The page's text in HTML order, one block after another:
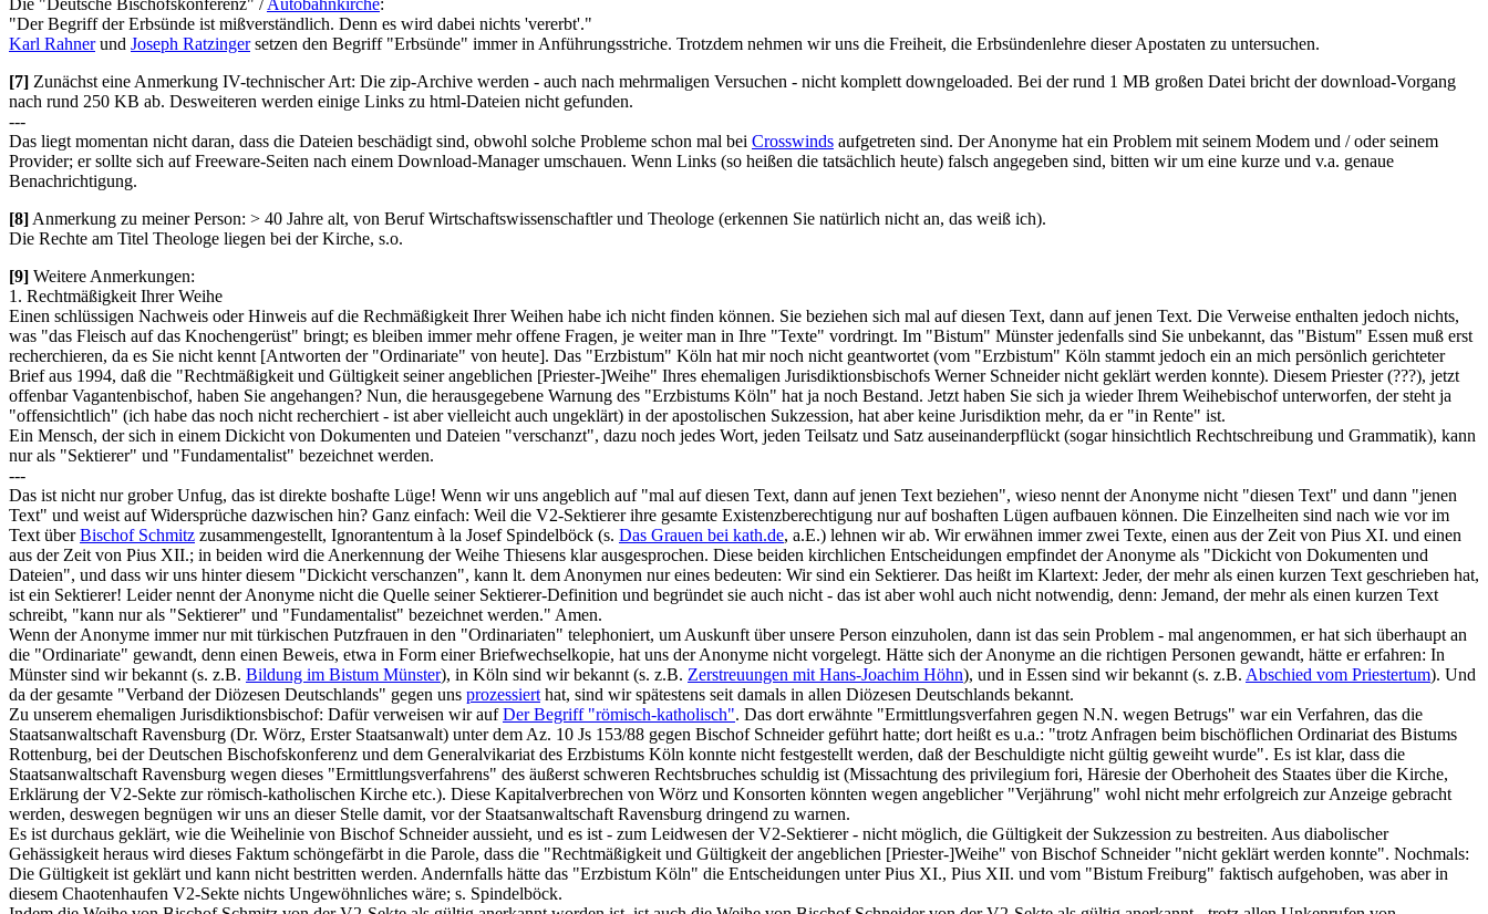
"Der Begriff der Erbsünde ist mißverständlich. Denn es wird dabei nichts 'vererbt'."
Karl Rahnerund Joseph Ratzingersetzen den Begriff "Erbsünde" immer in Anführungsstriche. Trotzdem nehmen wir uns die Freiheit, die Erbsündenlehre dieser Apostaten zu untersuchen.
[7] Zunächst eine Anmerkung IV-technischer Art: Die zip-Archive werden - auch nach mehrmaligen Versuchen - nicht komplett downgeloaded. Bei der rund 1 MB großen Datei bricht der download-Vorgang
nach rund 250 KB ab. Desweiteren werden einige Links zu html-Dateien nicht gefunden.
---
Das liegt momentan nicht daran, dass die Dateien beschädigt sind, obwohl solche Probleme schon mal bei Crosswinds aufgetreten sind. Der Anonyme hat ein Problem mit seinem Modem und / oder seinem
Provider; er sollte sich auf Freeware-Seiten nach einem Download-Manager umschauen. Wenn Links (so heißen die tatsächlich heute) falsch angegeben sind, bitten wir um eine kurze und v.a. genaue
Benachrichtigung.
[8] Anmerkung zu meiner Person: > 40 Jahre alt, von Beruf Wirtschaftswissenschaftler und Theologe (erkennen Sie natürlich nicht an, das weiß ich).
Die Rechte am Titel Theologe liegen bei der Kirche, s.o.
[9] Weitere Anmerkungen:
1. Rechtmäßigkeit Ihrer Weihe
Einen schlüssigen Nachweis oder Hinweis auf die Rechmäßigkeit Ihrer Weihen habe ich nicht finden können. Sie beziehen sich mal auf diesen Text, dann auf jenen Text. Die Verweise enthalten jedoch nichts,
was "das Fleisch auf das Knochengerüst" bringt; es bleiben immer mehr offene Fragen, je weiter man in Ihre "Texte" vordringt. Im "Bistum" Münster jedenfalls sind Sie unbekannt, das "Bistum" Essen muß erst
recherchieren, da es Sie nicht kennt [Antworten der "Ordinariate" von heute]. Das "Erzbistum" Köln hat mir noch nicht geantwortet (vom "Erzbistum" Köln stammt jedoch ein an mich persönlich gerichteter
Brief aus 1994, daß die "Rechtmäßigkeit und Gültigkeit seiner angeblichen [Priester-]Weihe" Ihres ehemaligen Jurisdiktionsbischofs Werner Schneider nicht geklärt werden konnte). Diesem Priester (???), jetzt
offenbar Vagantenbischof, haben Sie angehangen? Nun, die herausgegebene Warnung des "Erzbistums Köln" hat ja noch Bestand. Jetzt haben Sie sich ja wieder Ihrem Weihebischof unterworfen, der steht ja
"offensichtlich" (ich habe das noch nicht recherchiert - ist aber vielleicht auch ungeklärt) in der apostolischen Sukzession, hat aber keine Jurisdiktion mehr, da er "in Rente" ist.
Ein Mensch, der sich in einem Dickicht von Dokumenten und Dateien "verschanzt", dazu noch jedes Wort, jeden Teilsatz und Satz auseinanderpflückt (sogar hinsichtlich Rechtschreibung und Grammatik), kann
nur als "Sektierer" und "Fundamentalist" bezeichnet werden.
---
Das ist nicht nur grober Unfug, das ist direkte boshafte Lüge! Wenn wir uns angeblich auf "mal auf diesen Text, dann auf jenen Text beziehen", wieso nennt der Anonyme nicht "diesen Text" und dann "jenen
Text" und weist auf Widersprüche dazwischen hin? Ganz einfach: Weil die V2-Sektierer ihre gesamte Existenzberechtigung nur auf boshaften Lügen aufbauen können. Die Einzelheiten sind nach wie vor im
Text überBischof Schmitz zusammengestellt, Ignorantentum à la Josef Spindelböck (s. Das Grauen bei kath.de, a.E.) lehnen wir ab. Wir erwähnen immer zwei Texte, einen aus der Zeit von Pius XI. und einen
aus der Zeit von Pius XII.; in beiden wird die Anerkennung der Weihe Thiesens klar ausgesprochen. Diese beiden kirchlichen Entscheidungen empfindet der Anonyme als "Dickicht von Dokumenten und
Dateien", und dass wir uns hinter diesem "Dickicht verschanzen", kann lt. dem Anonymen nur eines bedeuten: Wir sind ein Sektierer. Das heißt im Klartext: Jeder, der mehr als einen kurzen Text geschrieben hat,
ist ein Sektierer! Leider nennt der Anonyme nicht die Quelle seiner Sektierer-Definition und begründet sie auch nicht - das ist aber wohl auch nicht notwendig, denn: Jemand, der mehr als einen kurzen Text
schreibt, "kann nur als "Sektierer" und "Fundamentalist" bezeichnet werden." Amen.
Wenn der Anonyme immer nur mit türkischen Putzfrauen in den "Ordinariaten" telephoniert, um Auskunft über unsere Person einzuholen, dann ist das sein Problem - mal angenommen, er hat sich überhaupt an
die "Ordinariate" gewandt, denn einen Beweis, etwa in Form einer Briefwechselkopie, hat uns der Anonyme nicht vorgelegt. Hätte sich der Anonyme an die richtigen Personen gewandt, hätte er erfahren: In
Münster sind wir bekannt (s. z.B. Bildung im Bistum Münster), in Köln sind wir bekannt (s. z.B. Zerstreuungen mit Hans-Joachim Höhn), und in Essen sind wir bekannt (s. z.B. Abschied vom Priestertum). Und
da der gesamte "Verband der Diözesen Deutschlands" gegen uns prozessiert hat, sind wir spätestens seit damals in allen Diözesen Deutschlands bekannt.
Zu unserem ehemaligen Jurisdiktionsbischof: Dafür verweisen wir aufDer Begriff "römisch-katholisch". Das dort erwähnte "Ermittlungsverfahren gegen N.N. wegen Betrugs" war ein Verfahren, das die
Staatsanwaltschaft Ravensburg (Dr. Wörz, Erster Staatsanwalt) unter dem Az. 10 Js 153/88 gegen Bischof Schneider geführt hatte; dort heißt es u.a.: "trotz Anfragen beim bischöflichen Ordinariat des Bistums
Rottenburg, bei der Deutschen Bischofskonferenz und dem Generalvikariat des Erzbistums Köln konnte nicht festgestellt werden, daß der Beschuldigte nicht gültig geweiht wurde". Es ist klar, dass die
Staatsanwaltschaft Ravensburg wegen dieses "Ermittlungsverfahrens" des äußerst schweren Rechtsbruches schuldig ist (Missachtung des privilegium fori, Häresie der Oberhoheit des Staates über die Kirche,
Erklärung der V2-Sekte zur römisch-katholischen Kirche etc.). Diese Kapitalverbrechen von Wörz und Konsorten könnten wegen angeblicher "Verjährung" wohl nicht mehr erfolgreich zur Anzeige gebracht
werden, deswegen begnügen wir uns an dieser Stelle damit, vor der Staatsanwaltschaft Ravensburg dringend zu warnen.
Es ist durchaus geklärt, wie die Weihelinie von Bischof Schneider aussieht, und es ist - zum Leidwesen der V2-Sektierer - nicht möglich, die Gültigkeit der Sukzession zu bestreiten. Aus diabolischer
Gehässigkeit heraus wird dieses Faktum schöngefärbt in die Parole, dass die "Rechtmäßigkeit und Gültigkeit der angeblichen [Priester-]Weihe" von Bischof Schneider "nicht geklärt werden konnte". Nochmals:
Die Gültigkeit ist geklärt und kann nicht bestritten werden. Andernfalls hätte das "Erzbistum Köln" die Entscheidungen unter Pius XI., Pius XII. und vom "Bistum Freiburg" faktisch aufgehoben, was aber in
diesem Chaotenhaufen V2-Sekte nichts Ungewöhnliches wäre; s. Spindelböck.